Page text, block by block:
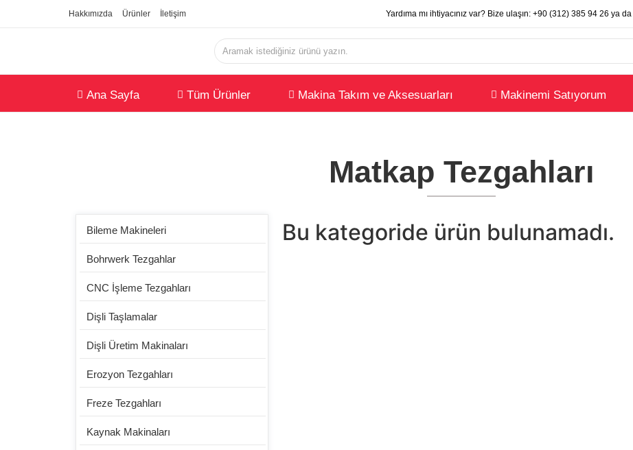
Hakkımızda Ürünler İletişim Yardıma mı ihtiyacınız var? Bize ulaşın: +90 (312) 385 94 26 ya da
Ana Sayfa Tüm Ürünler Makina Takım ve Aksesuarları Makinemi Satıyorum
Matkap Tezgahları
Bileme Makineleri
Bohrwerk Tezgahlar
CNC İşleme Tezgahları
Dişli Taşlamalar
Dişli Üretim Makinaları
Erozyon Tezgahları
Freze Tezgahları
Kaynak Makinaları
Bu kategoride ürün bulunamadı.